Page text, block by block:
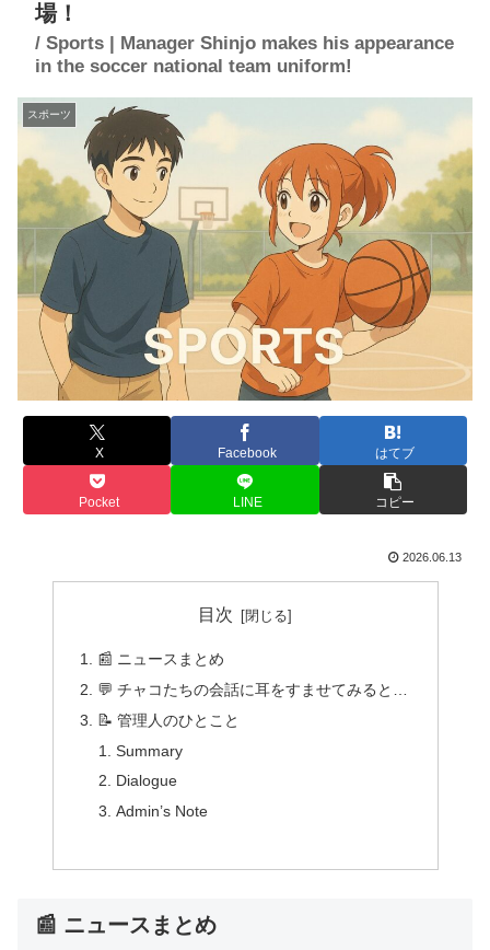
場！
/ Sports | Manager Shinjo makes his appearance
in the soccer national team uniform!
スポーツ
X Facebook はてブ
Pocket LINE コピー
2026.06.13
目次
📰 ニュースまとめ
💬 チャコたちの会話に耳をすませてみると…
📝 管理人のひとこと
Summary
Dialogue
Admin’s Note
📰 ニュースまとめ